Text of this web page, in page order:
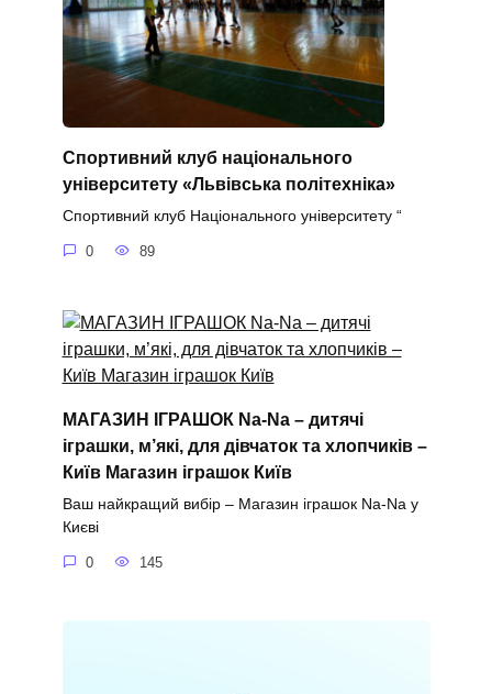
Спортивний клуб національного
університету «Львівська політехніка»
Спортивний клуб Національного університету “
0 89
МАГАЗИН ІГРАШОК Na-Na – дитячі
іграшки, м’які, для дівчаток та хлопчиків –
Київ Магазин іграшок Київ
Ваш найкращий вибір – Магазин іграшок Na-Na у
Києві
0 145